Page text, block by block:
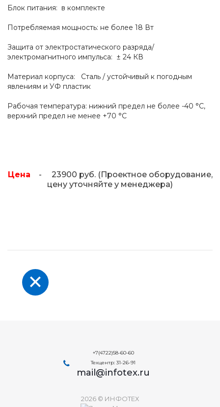
Блок питания: в комплекте
Потребляемая мощность: не более 18 Вт
Защита от электростатического разряда/
электромагнитного импульса: ± 24 КВ
Материал корпуса: Сталь / устойчивый к погодным
явлениям и УФ пластик
Рабочая температура: нижний предел не более -40 °C,
верхний предел не менее +70 °C
Цена
- 23900 руб. (Проектное оборудование,
цену уточняйте у менеджера)
+7(4722)58-60-60
Техцентр: 31-26-91
mail@infotex.ru
2026 © ИНФОТЕХ